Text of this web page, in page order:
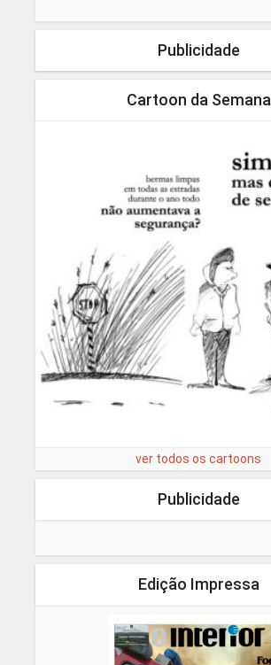
Publicidade
Cartoon da Semana
ver todos os cartoons
Publicidade
Edição Impressa